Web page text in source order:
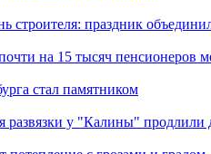
строителя: праздник
на 15 тысяч пенсионеров
стал памятником
развязки у "Калины" продлили